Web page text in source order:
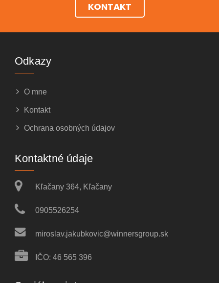
KONTAKT
Odkazy
O mne
Kontakt
Ochrana osobných údajov
Kontaktné údaje
Kľačany 364, Kľačany
0905526254
miroslav.jakubkovic@winnersgroup.sk
IČO: 46 565 396